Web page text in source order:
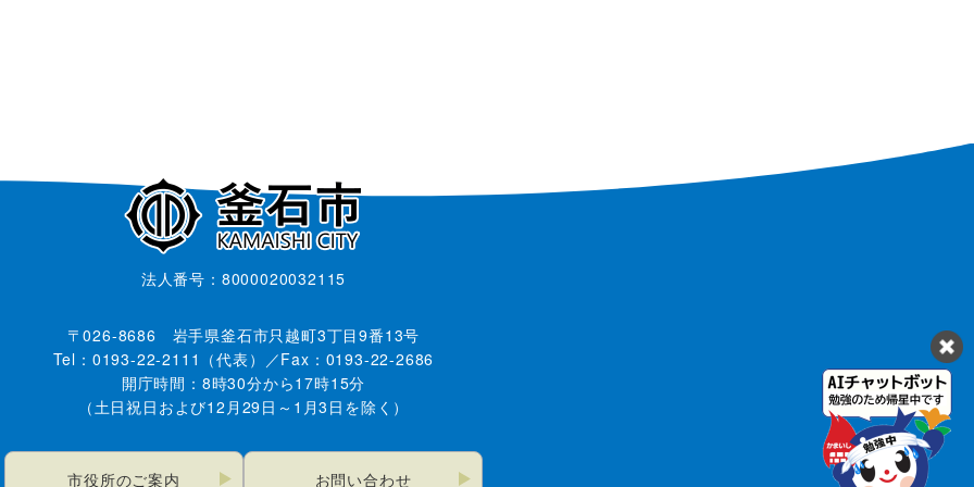
法人番号：8000020032115
〒026-8686 岩手県釜石市只越町3丁目9番13号
Tel：0193-22-2111（代表）／Fax：0193-22-2686
開庁時間：8時30分から17時15分
（土日祝日および12月29日～1月3日を除く）
市役所のご案内 お問い合わせ